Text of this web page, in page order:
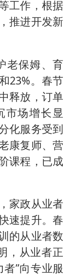
工作，根据
推进开发新
老保姆、育
23%。春节
释放，订单
市场增长显
化服务受到
康复师、营
课程，已成
家政从业者
速提升。春
的从业者数
，从业者正
”向专业服